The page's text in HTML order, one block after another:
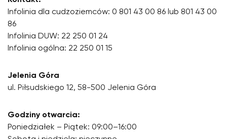
Infolinia dla cudzoziemców: 0 801 43 00 86 lub 801 43 00
86
Infolinia DUW: 22 250 01 24
Infolinia ogólna: 22 250 01 15
Jelenia Góra
ul. Piłsudskiego 12, 58-500 Jelenia Góra
Godziny otwarcia:
Poniedziałek – Piątek: 09:00–16:00